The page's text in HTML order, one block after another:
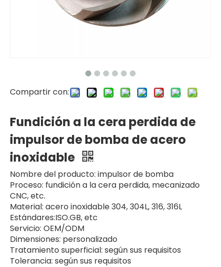
Compartir con:
Fundición a la cera perdida de
impulsor de bomba de acero
inoxidable
Nombre del producto: impulsor de bomba
Proceso: fundición a la cera perdida, mecanizado
CNC, etc.
Material: acero inoxidable 304, 304L, 316, 316L
Estándares:ISO.GB, etc
Servicio: OEM/ODM
Dimensiones: personalizado
Tratamiento superficial: según sus requisitos
Tolerancia: según sus requisitos